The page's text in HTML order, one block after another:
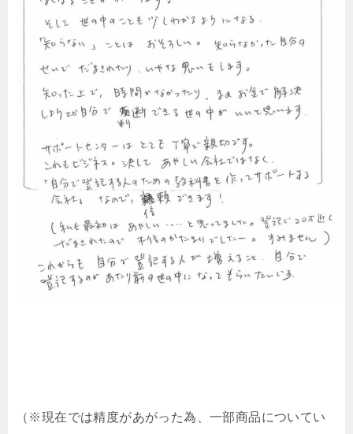
（※現在では精度があがった為、一部商品についてい